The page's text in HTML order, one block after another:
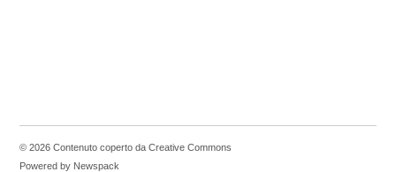
© 2026 Contenuto coperto da Creative Commons
Powered by Newspack